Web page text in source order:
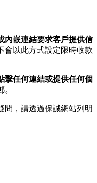
內嵌連結要求客戶提供信
會以此方式設定限時收款
擊任何連結或提供任何個
問，請透過保誠網站列明